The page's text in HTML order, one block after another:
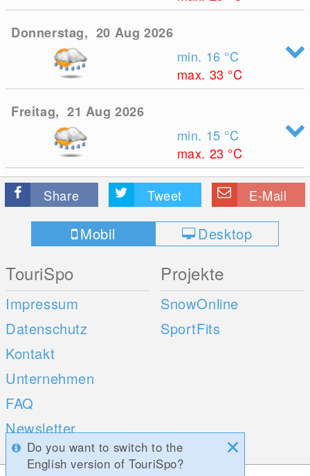
Donnerstag, 20 Aug 2026
min. 16 °C
max. 33 °C
Freitag, 21 Aug 2026
min. 15 °C
max. 23 °C
Share Tweet E-Mail
Mobil Desktop
TouriSpo
Impressum
Datenschutz
Kontakt
Unternehmen
FAQ
Newsletter
Umfragen
Projekte
SnowOnline
SportFits
Do you want to switch to the
English version of TouriSpo?